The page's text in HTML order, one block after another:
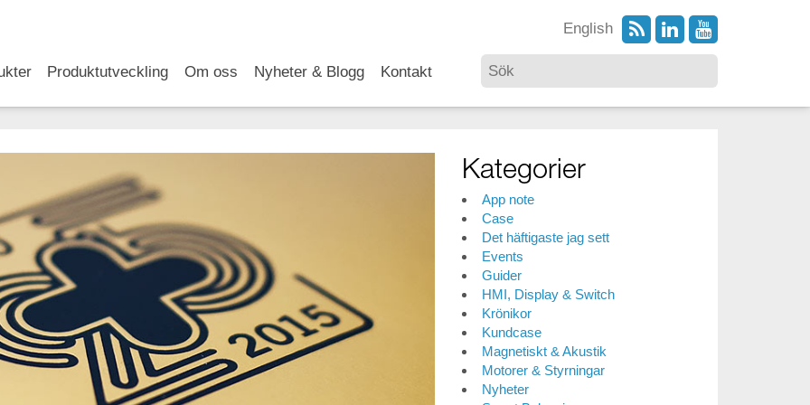
Produktutveckling Om oss Nyheter & Blogg Kontakt
English
Kategorier
App note
Case
Det häftigaste jag sett
Events
Guider
HMI, Display & Switch
Krönikor
Kundcase
Magnetiskt & Akustik
Motorer & Styrningar
Nyheter